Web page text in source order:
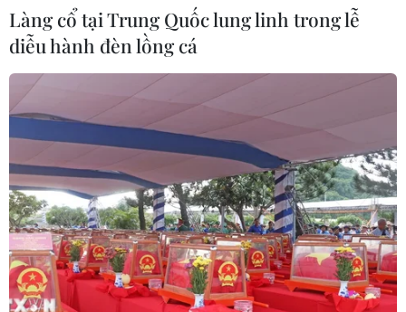
TIN LIÊN QUAN
Làng cổ tại Trung Quốc lung linh trong lễ
diễu hành đèn lồng cá